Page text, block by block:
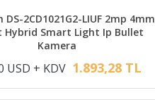
DS-2CD1021G2-LIUF 2mp 4mm
Hybrid Smart Light Ip Bullet
Kamera
USD + KDV 1.893,28 TL